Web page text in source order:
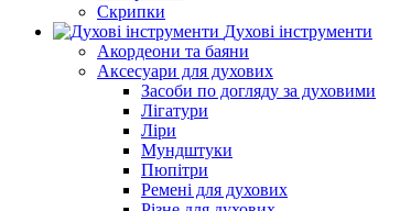
Скрипки
Духові інструменти
Акордеони та баяни
Аксесуари для духових
Засоби по догляду за духовими
Лігатури
Ліри
Мундштуки
Пюпітри
Ремені для духових